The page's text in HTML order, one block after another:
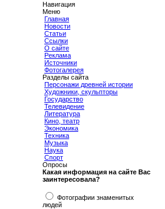
Навигация
Меню
Главная
Новости
Статьи
Ссылки
О сайте
Реклама
Источники
Фотогалерея
Разделы сайта
Персонажи древней истории
Художники, скульпторы
Государство
Телевидение
Литература
Кино, театр
Экономика
Техника
Музыка
Наука
Спорт
Опросы
Какая информация на сайте Вас
заинтересовала?
Фотографии знаменитых
людей